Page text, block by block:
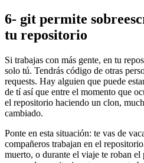
6- git permite
tu repositorio
Si trabajas con más gente, en tu
solo tú. Tendrás código de otras
requests. Hay alguien que puede
de tí así que entre el momento que
el repositorio haciendo un clon,
cambiado.
Ponte en esta situación: te vas de
compañeros trabajan en el
muerto, o durante el viaje te roban el